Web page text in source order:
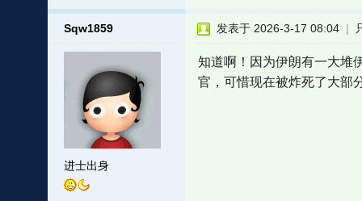
Sqw1859
进士出身
发表于 2026-3-17 08:04 |
知道啊！因为伊朗有一大堆
官，可惜现在被炸死了大部